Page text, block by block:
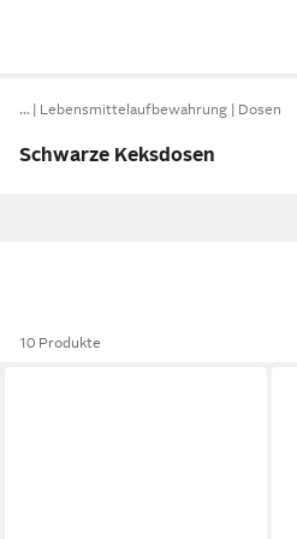
… Lebensmittelaufbewahrung Dosen
Schwarze Keksdosen
10 Produkte